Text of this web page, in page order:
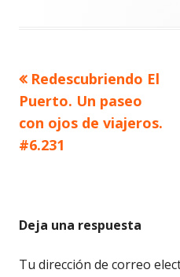
Navegación
de
entradas
Artículo
anterior
Redescubriendo El
Puerto. Un paseo
con ojos de viajeros.
#6.231
Deja una respuesta
Tu dirección de correo